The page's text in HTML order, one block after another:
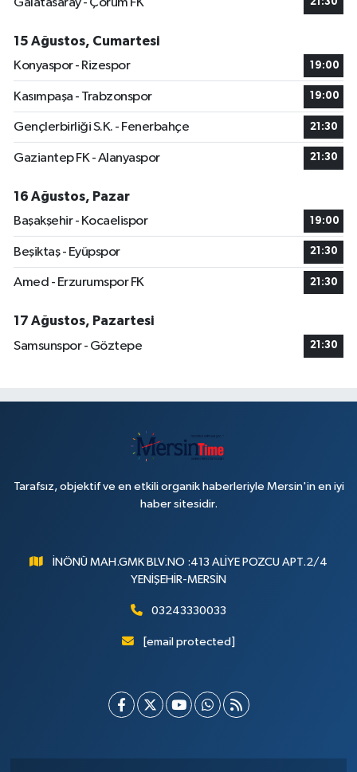
21:30
15 Ağustos, Cumartesi
Konyaspor - Rizespor
19:00
Kasımpaşa - Trabzonspor 19:00
Gençlerbirliği S.K. - Fenerbahçe 21:30
Gaziantep FK - Alanyaspor 21:30
16 Ağustos, Pazar
Başakşehir - Kocaelispor
19:00
Beşiktaş - Eyüpspor 21:30
Amed - Erzurumspor FK 21:30
17 Ağustos, Pazartesi
Samsunspor - Göztepe
21:30
Tarafsız, objektif ve en etkili organik haberleriyle Mersin'in en iyi
haber sitesidir.
İNÖNÜ MAH.GMK BLV.NO :413 ALİYE POZCU APT.2/4
YENİŞEHİR-MERSİN
03243330033
[email protected]